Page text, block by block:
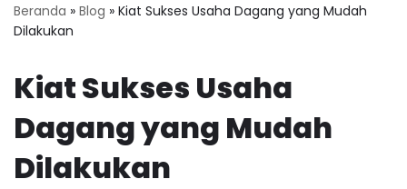
Beranda » Blog » Kiat Sukses Usaha Dagang yang Mudah
Dilakukan
Kiat Sukses Usaha
Dagang yang Mudah
Dilakukan